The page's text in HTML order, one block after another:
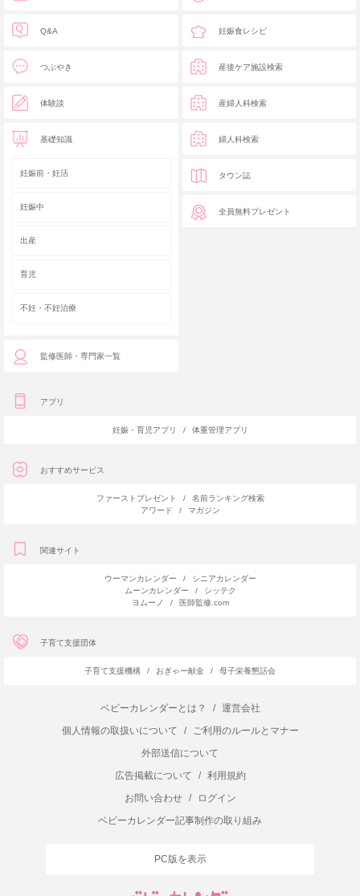
Q&A
つぶやき
体験談
基礎知識
妊娠前・妊活
妊娠中
出産
育児
不妊・不妊治療
監修医師・専門家一覧
妊娠食レシピ
産後ケア施設検索
産婦人科検索
婦人科検索
タウン誌
全員無料プレゼント
アプリ
妊娠・育児アプリ / 体重管理アプリ
おすすめサービス
ファーストプレゼント /
名前ランキング検索
アワード
/ マガジン
関連サイト
ウーマンカレンダー /
シニアカレンダー
ムーンカレンダー
/
シッテク
ヨムーノ
/ 医師監修.com
子育て支援団体
子育て支援機構 / おぎゃー献金 / 母子栄養懇話会
ベビーカレンダーとは？ /
運営会社
個人情報の取扱いについて
/
ご利用のルールとマナー
外部送信について
広告掲載について
/
利用規約
お問い合わせ
/
ログイン
ベビーカレンダー記事制作の取り組み
PC版を表示